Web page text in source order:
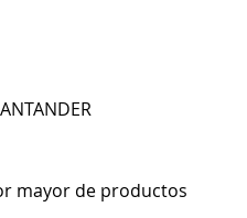
mayor de productos